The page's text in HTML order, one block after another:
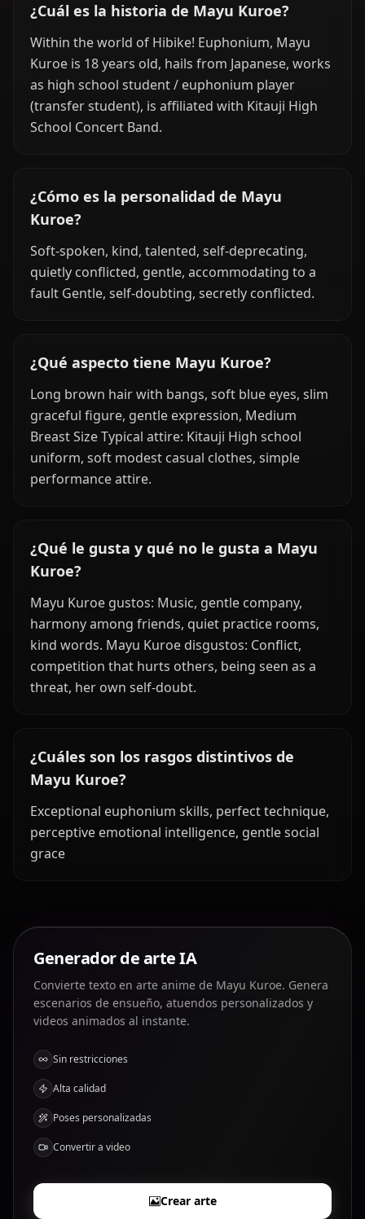
¿Cuál es la historia de Mayu Kuroe?
Within the world of Hibike! Euphonium, Mayu
Kuroe is 18 years old, hails from Japanese, works
as high school student / euphonium player
(transfer student), is affiliated with Kitauji High
School Concert Band.
¿Cómo es la personalidad de Mayu
Kuroe?
Soft-spoken, kind, talented, self-deprecating,
quietly conflicted, gentle, accommodating to a
fault Gentle, self-doubting, secretly conflicted.
¿Qué aspecto tiene Mayu Kuroe?
Long brown hair with bangs, soft blue eyes, slim
graceful figure, gentle expression, Medium
Breast Size Typical attire: Kitauji High school
uniform, soft modest casual clothes, simple
performance attire.
¿Qué le gusta y qué no le gusta a Mayu
Kuroe?
Mayu Kuroe gustos: Music, gentle company,
harmony among friends, quiet practice rooms,
kind words. Mayu Kuroe disgustos: Conflict,
competition that hurts others, being seen as a
threat, her own self-doubt.
¿Cuáles son los rasgos distintivos de
Mayu Kuroe?
Exceptional euphonium skills, perfect technique,
perceptive emotional intelligence, gentle social
grace
Generador de arte IA
Convierte texto en arte anime de Mayu Kuroe. Genera
escenarios de ensueño, atuendos personalizados y
videos animados al instante.
Sin restricciones
Alta calidad
Poses personalizadas
Convertir a video
Crear arte